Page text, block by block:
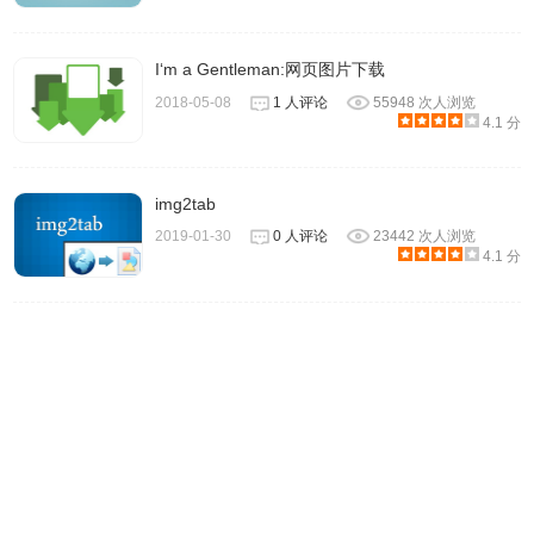
I‘m a Gentleman:网页图片下载
2018-05-08 1 人评论
55948 次人浏览
4.1 分
img2tab
2019-01-30 0 人评论
23442 次人浏览
4.1 分